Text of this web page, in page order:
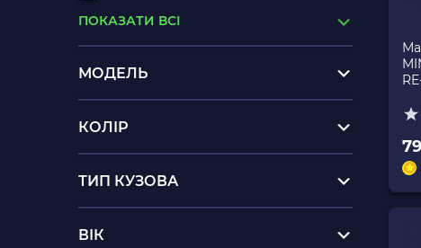
ПОКАЗАТИ ВСІ
МОДЕЛЬ
КОЛІР
ТИП КУЗОВА
ВІК